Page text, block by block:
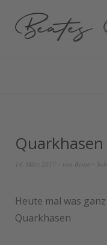
Quarkhasen
14. März 2017 von Beate
Heute mal was
Quarkhasen